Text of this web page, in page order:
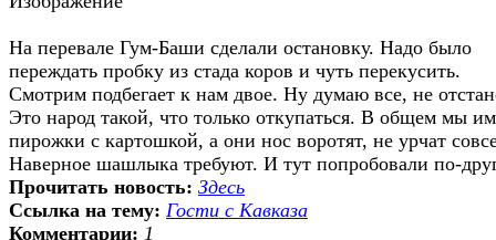
На перевале Гум-Баши сделали остановку. Надо было
переждать пробку из стада коров и чуть перекусить.
Смотрим подбегает к нам двое. Ну думаю все, не
Это народ такой, что только откупаться. В общем мы им
пирожки с картошкой, а они нос воротят, не урчат
Наверное шашлыка требуют. И тут попробовали по-
Прочитать новость: Здесь
Ссылка на тему: Гости с Кавказа
Комментарии: 1